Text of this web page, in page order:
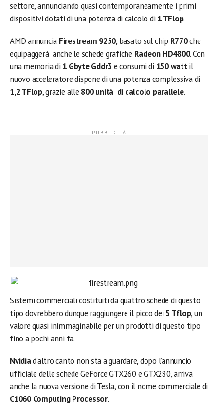
settore, annunciando quasi contemporaneamente i primi
dispositivi dotati di una potenza di calcolo di 1 TFlop.
AMD annuncia Firestream 9250, basato sul chip R770che
equipaggerà anche le schede grafiche Radeon HD4800. Con
una memoria di 1 Gbyte Gddr3 e consumi di 150 wattil
nuovo acceleratore dispone di una potenza complessiva di
1,2 TFlop, grazie alle 800 unità di calcolo parallele.
Sistemi commerciali costituiti da quattro schede di questo
tipo dovrebbero dunque raggiungere il picco dei 5 Tflop, un
valore quasi inimmaginabile per un prodotti di questo tipo
fino a pochi anni fa.
Nvidiad’altro canto non sta a guardare, dopo l’annuncio
ufficiale delle schede GeForce GTX260 e GTX280, arriva
anche la nuova versione di Tesla, con il nome commerciale di
C1060 Computing Processor.